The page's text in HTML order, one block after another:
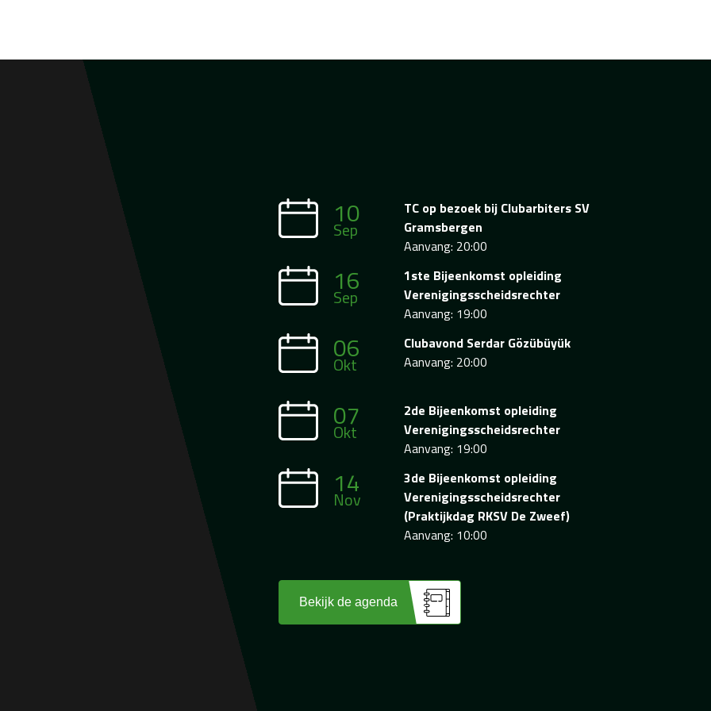
10
Sep
TC op bezoek bij Clubarbiters SV
Gramsbergen
Aanvang: 20:00
16
Sep
1ste Bijeenkomst opleiding
Verenigingsscheidsrechter
Aanvang: 19:00
06
Okt
Clubavond Serdar Gözübüyük
Aanvang: 20:00
07
Okt
2de Bijeenkomst opleiding
Verenigingsscheidsrechter
Aanvang: 19:00
14
Nov
3de Bijeenkomst opleiding
Verenigingsscheidsrechter
(Praktijkdag RKSV De Zweef)
Aanvang: 10:00
Bekijk de agenda